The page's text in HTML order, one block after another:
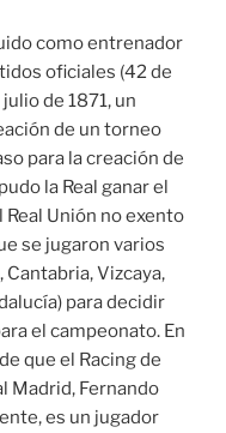
como entrenador
oficiales (42 de
de 1871, un
de un torneo
para la creación de
la Real ganar el
Unión no exento
se jugaron varios
Vizcaya,
para decidir
el campeonato. En
que el Racing de
Madrid, Fernando
es un jugador